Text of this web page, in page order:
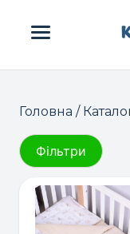
Головна /
Фільтри